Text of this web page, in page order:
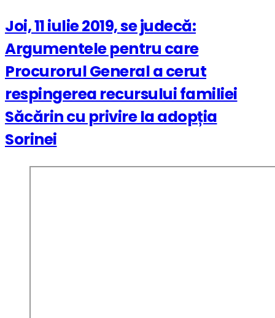
Joi, 11 iulie 2019, se judecă:
Argumentele pentru care
Procurorul General a cerut
respingerea recursului familiei
Săcărin cu privire la adopția
Sorinei